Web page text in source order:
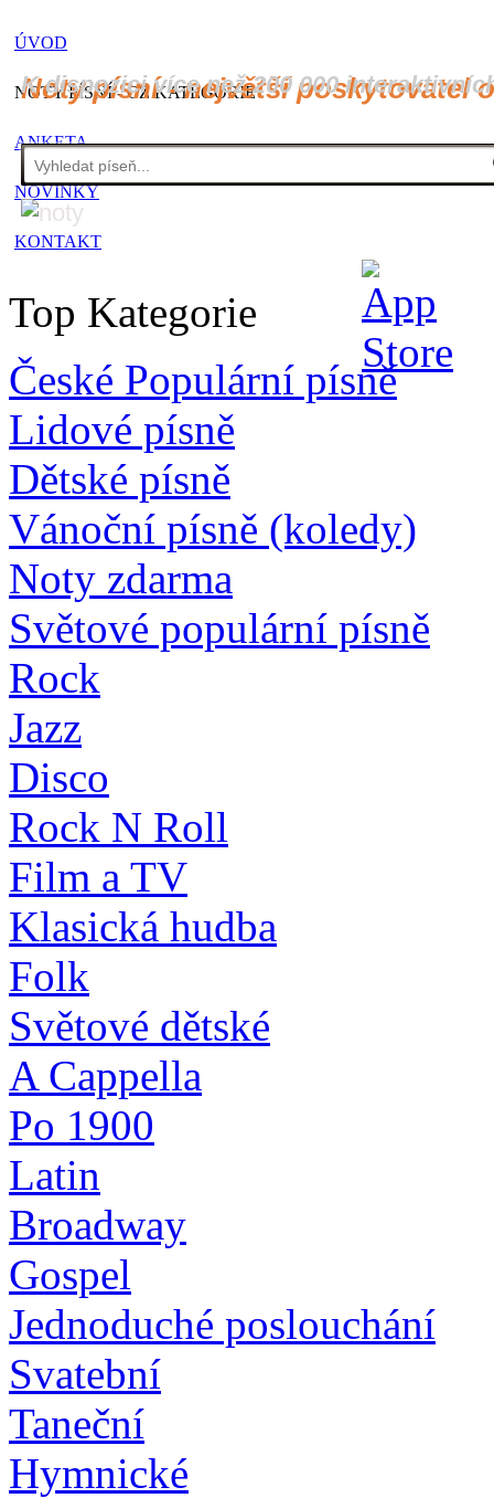
ÚVOD
NOTY PÍSNÍ - CZ KATEGORIE
ANKETA
NOVINKY
KONTAKT
Noty písní - největší poskytovatel
K dispozici více než 200 000
Top Kategorie
České Populární písně
Lidové písně
Dětské písně
Vánoční písně (koledy)
Noty zdarma
Světové populární písně
Rock
Jazz
Disco
Rock N Roll
Film a TV
Klasická hudba
Folk
Světové dětské
A Cappella
Po 1900
Latin
Broadway
Gospel
Jednoduché poslouchání
Svatební
Taneční
Hymnické